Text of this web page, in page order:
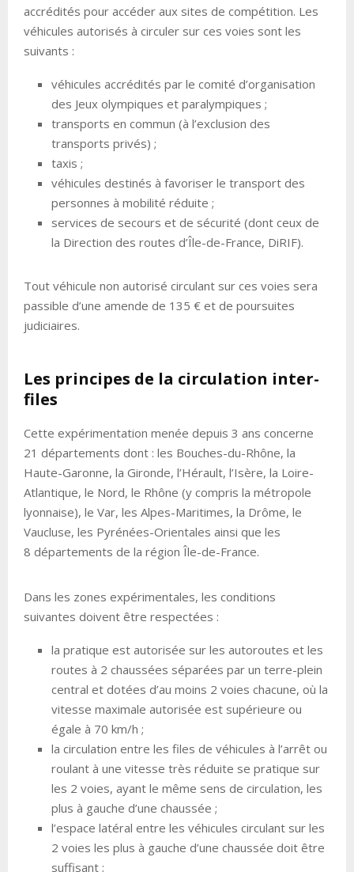
accrédités pour accéder aux sites de compétition. Les
véhicules autorisés à circuler sur ces voies sont les
suivants :
véhicules accrédités par le comité d’organisation
des Jeux olympiques et paralympiques ;
transports en commun (à l’exclusion des
transports privés) ;
taxis ;
véhicules destinés à favoriser le transport des
personnes à mobilité réduite ;
services de secours et de sécurité (dont ceux de
la Direction des routes d’Île-de-France, DiRIF).
Tout véhicule non autorisé circulant sur ces voies sera
passible d’une amende de 135 € et de poursuites
judiciaires.
Les principes de la circulation inter-
files
Cette expérimentation menée depuis 3 ans concerne
21 départements dont : les Bouches-du-Rhône, la
Haute-Garonne, la Gironde, l’Hérault, l’Isère, la Loire-
Atlantique, le Nord, le Rhône (y compris la métropole
lyonnaise), le Var, les Alpes-Maritimes, la Drôme, le
Vaucluse, les Pyrénées-Orientales ainsi que les
8 départements de la région Île-de-France.
Dans les zones expérimentales, les conditions
suivantes doivent être respectées :
la pratique est autorisée sur les autoroutes et les
routes à 2 chaussées séparées par un terre-plein
central et dotées d’au moins 2 voies chacune, où la
vitesse maximale autorisée est supérieure ou
égale à 70 km/h ;
la circulation entre les files de véhicules à l’arrêt ou
roulant à une vitesse très réduite se pratique sur
les 2 voies, ayant le même sens de circulation, les
plus à gauche d’une chaussée ;
l’espace latéral entre les véhicules circulant sur les
2 voies les plus à gauche d’une chaussée doit être
suffisant ;